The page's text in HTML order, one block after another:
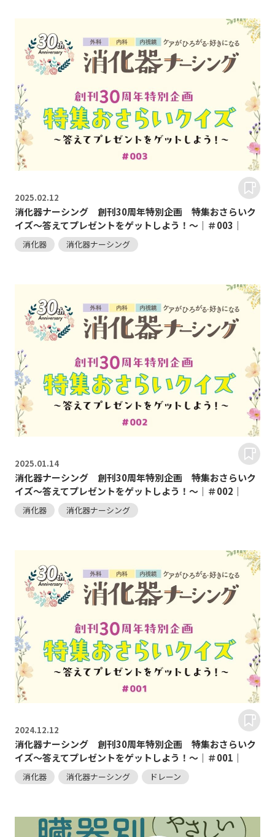
2025.02.12
消化器ナーシング 創刊30周年特別企画 特集おさらいク
イズ～答えてプレゼントをゲットしよう！～｜＃003｜
消化器 消化器ナーシング
2025.01.14
消化器ナーシング 創刊30周年特別企画 特集おさらいク
イズ～答えてプレゼントをゲットしよう！～｜＃002｜
消化器 消化器ナーシング
2024.12.12
消化器ナーシング 創刊30周年特別企画 特集おさらいク
イズ～答えてプレゼントをゲットしよう！～｜＃001｜
消化器 消化器ナーシング ドレーン